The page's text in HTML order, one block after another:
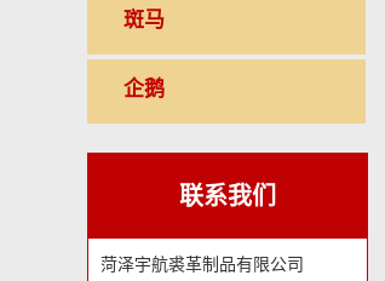
斑马
企鹅
联系我们
菏泽宇航裘革制品有限公司